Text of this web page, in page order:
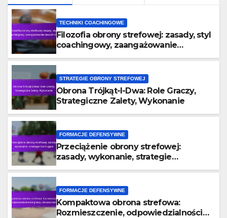
TECHNIKI COACHINGOWE
Filozofia obrony strefowej: zasady, styl
coachingowy, zaangażowanie
STRATEGIE OBRONY STREFOWEJ
Obrona Trójkąt-I-Dwa: Role Graczy,
Strategiczne Zalety, Wykonanie
FORMACJE DEFENSYWNE
Przeciążenie obrony strefowej:
zasady, wykonanie, strategie
FORMACJE DEFENSYWNE
Kompaktowa obrona strefowa:
Rozmieszczenie, odpowiedzialności